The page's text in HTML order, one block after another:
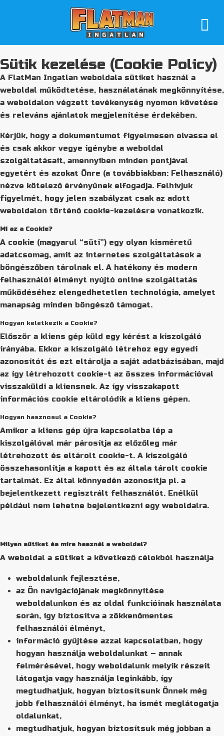
Sütik kezelése (Cookie Policy)
A FlatMan Ingatlan weboldala sütiket használ a
weboldal működtetése, használatának megkönnyítése,
a weboldalon végzett tevékenység nyomon követése
és releváns ajánlatok megjelenítése érdekében.
Kérjük, hogy a dokumentumot figyelmesen olvassa el
és csak akkor vegye igénybe a weboldal
szolgáltatásait, amennyiben minden pontjával
egyetért és azokat Önre (a továbbiakban: Felhasználó)
nézve kötelező érvényűnek elfogadja. Felhívjuk
figyelmét, hogy jelen szabályzat csak az adott
weboldalon történő cookie-kezelésre vonatkozik.
Mi az a Cookie?
A cookie (magyarul “süti”) egy olyan kisméretű
adatcsomag, amit az internetes szolgáltatások a
böngészőben tárolnak el. A hatékony és modern
felhasználói élményt nyújtó online szolgáltatás
működéséhez elengedhetetlen technológia, amelyet
manapság minden böngésző támogat.
Hogyan keletkezik a Cookie?
Először a kliens gép küld egy kérést a kiszolgáló
irányába. Ekkor a kiszolgáló létrehoz egy egyedi
azonosítót és ezt eltárolja a saját adatbázisában, majd
az így létrehozott cookie-t az összes információval
visszaküldi a kliensnek. Az így visszakapott
információs cookie eltárolódik a kliens gépen.
Hogyan hasznosul a Cookie?
Amikor a kliens gép újra kapcsolatba lép a
kiszolgálóval már párosítja az előzőleg már
létrehozott és eltárolt cookie-t. A kiszolgáló
összehasonlítja a kapott és az általa tárolt cookie
tartalmát. Ez által könnyedén azonosítja pl. a
bejelentkezett regisztrált felhasználót. Enélkül
például nem lehetne bejelentkezni egy weboldalra.
Milyen sütiket és mire használ a weboldal?
A weboldal a sütiket a következő célokból használja
weboldalunk fejlesztése,
az Ön navigációjának megkönnyítése
weboldalunkon és az oldal funkcióinak használata
során, így biztosítva a zökkenőmentes
felhasználói élményt,
információ gyűjtése azzal kapcsolatban, hogy
hogyan használja weboldalunkat – annak
felmérésével, hogy weboldalunk melyik részeit
látogatja vagy használja leginkább, így
megtudhatjuk, hogyan biztosítsunk Önnek még
jobb felhasználói élményt, ha ismét meglátogatja
oldalunkat,
megtudhatjuk, hogyan biztosítsuk még jobban a